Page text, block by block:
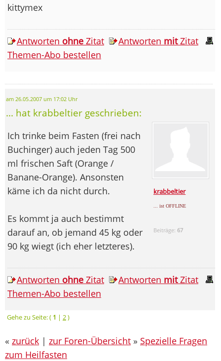
kittymex
Antworten ohne Zitat Antworten mitZitat
Themen-Abo bestellen
am 26.05.2007 um 17:02 Uhr
... hat krabbeltier geschrieben:
krabbeltier
... ist OFFLINE
Beiträge: 67
Ich trinke beim Fasten (frei nach
Buchinger) auch jeden Tag 500
ml frischen Saft (Orange /
Banane-Orange). Ansonsten
käme ich da nicht durch.
Es kommt ja auch bestimmt
darauf an, ob jemand 45 kg oder
90 kg wiegt (ich eher letzteres).
Antworten ohne Zitat Antworten mitZitat
Themen-Abo bestellen
Gehe zu Seite: ( 1 | 2)
« zurück | zur Foren-Übersicht » Spezielle Fragen
zum Heilfasten